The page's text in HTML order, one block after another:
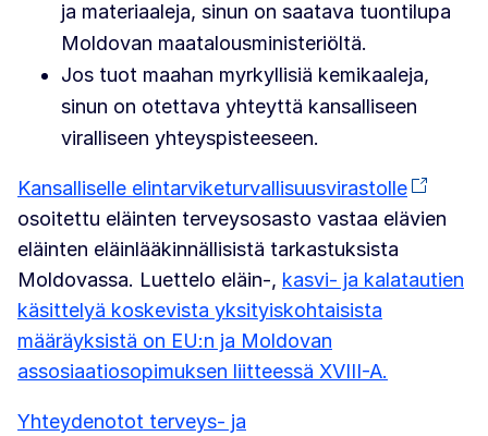
ja materiaaleja, sinun on saatava tuontilupa
Moldovan maatalousministeriöltä.
Jos tuot maahan myrkyllisiä kemikaaleja,
sinun on otettava yhteyttä kansalliseen
viralliseen yhteyspisteeseen.
Kansalliselle elintarviketurvallisuusvirastolle
osoitettu eläinten terveysosasto vastaa elävien
eläinten eläinlääkinnällisistä tarkastuksista
Moldovassa. Luettelo eläin-, kasvi- ja kalatautien
käsittelyä koskevista yksityiskohtaisista
määräyksistä on EU:n ja Moldovan
assosiaatiosopimuksen liitteessä XVIII-A.
Yhteydenotot terveys- ja